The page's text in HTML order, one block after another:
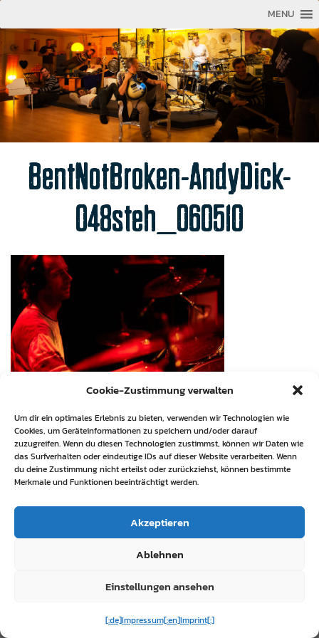
Cookie-Zustimmung verwalten
Um dir ein optimales Erlebnis zu bieten, verwenden wir Technologien wie
Cookies, um Geräteinformationen zu speichern und/oder darauf
zuzugreifen. Wenn du diesen Technologien zustimmst, können wir Daten wie
das Surfverhalten oder eindeutige IDs auf dieser Website verarbeiten. Wenn
du deine Zustimmung nicht erteilst oder zurückziehst, können bestimmte
Merkmale und Funktionen beeinträchtigt werden.
Akzeptieren
Ablehnen
Einstellungen ansehen
[:de]Impressum[:en]Imprint[:]
MENU
BentNotBroken-AndyDick-
048steh_060510